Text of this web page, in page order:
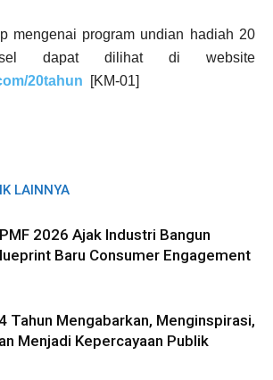
mengenai program undian hadiah 20
dapat dilihat di website
20tahun
[KM-01]
LAINNYA
2026 Ajak Industri Bangun
Baru Consumer Engagement
Tahun Mengabarkan, Menginspirasi,
Menjadi Kepercayaan Publik